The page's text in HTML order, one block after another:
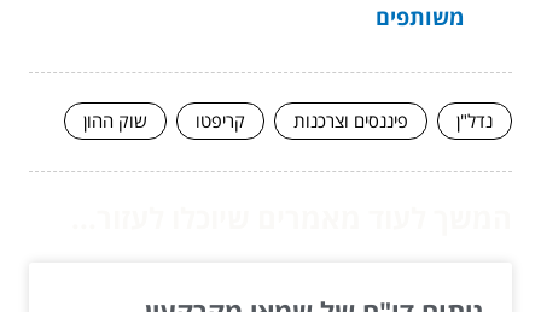
משותפים
נדל"ן פיננסים וצרכנות קריפטו שוק ההון